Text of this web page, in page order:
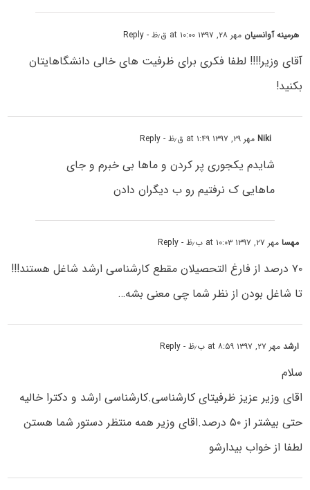
هرمینه آوانسیان مهر ۲۸, ۱۳۹۷ at ۱۰:۰۰ ق٫ظ - Reply
آقای وزیر!!!! لطفا فکری برای ظرفیت های خالی دانشگاهایتان
بکنید!
Nikiمهر ۲۹, ۱۳۹۷ at ۱:۴۹ ق٫ظ - Reply
شایدم یکجوری پر کردن و ماها بی خبرم و جای
ماهایی ک نرفتیم رو ب دیگران دادن
مهسامهر ۲۷, ۱۳۹۷ at ۱۰:۰۳ ب٫ظ - Reply
۷۰ درصد از فارغ‌ التحصیلان مقطع کارشناسی ارشد شاغل هستند!!!
تا شاغل بودن از نظر شما چی معنی بشه…
ارشدمهر ۲۷, ۱۳۹۷ at ۸:۵۹ ب٫ظ - Reply
سلام
اقای وزیر عزیز ظرفیتای کارشناسی.کارشناسی ارشد و دکترا خالیه
حتی بیشتر از ۵۰ درصد.اقای وزیر همه منتظر دستور شما هستن
لطفا از خواب بیدارشو